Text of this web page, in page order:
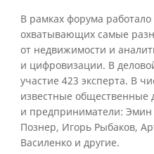
В рамках форума
охватывающих самые
от недвижимости и
и цифровизации. В
участие 423 эксперта. В
известные общественные
и предприниматели:
Познер, Игорь Рыбаков,
Василенко и другие.